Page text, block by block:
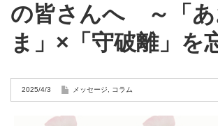
の皆さんへ ～「あ
ま」×「守破離」を
2025/4/3 メッセージ コラム